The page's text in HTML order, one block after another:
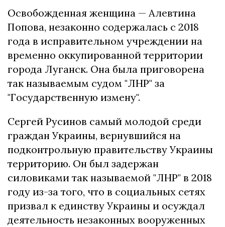
Освобожденная женщина — Алевтина
Попова, незаконно содержалась с 2018
года в исправительном учреждении на
временно оккупированной территории
города Луганск. Она была приговорена
так называемым судом "ЛНР" за
"Государственную измену".
Сергей Русинов самый молодой среди
граждан Украины, вернувшийся на
подконтрольную правительству Украины
территорию. Он был задержан
силовиками так называемой "ЛНР" в 2018
году из-за того, что в социальных сетях
призвал к единству Украины и осуждал
деятельность незаконных вооруженных